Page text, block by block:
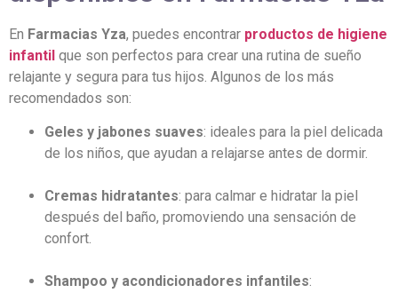
En Farmacias Yza, puedes encontrar productos de higiene
infantil que son perfectos para crear una rutina de sueño
relajante y segura para tus hijos. Algunos de los más
recomendados son:
Geles y jabones suaves: ideales para la piel delicada
de los niños, que ayudan a relajarse antes de dormir.
Cremas hidratantes: para calmar e hidratar la piel
después del baño, promoviendo una sensación de
confort.
Shampoo y acondicionadores infantiles: